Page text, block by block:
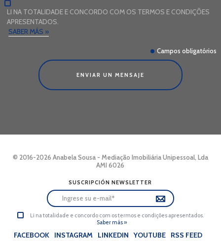
LI NA TOTALIDADE E CONCORDO COM OS TERMOS E CONDIÇÕES
APRESENTADOS.
SABER MÁS »
Campos obligatórios
ENVIAR UN MENSAJE
© 2016-2026 Anabela Sousa - Mediação Imobiliária Unipessoal, Lda
AMI 6026
SUSCRIPCIÓN NEWSLETTER
Li na totalidade e concordo com os termos e condições apresentados.
Saber más »
FACEBOOK INSTAGRAM LINKEDIN YOUTUBE RSS FEED